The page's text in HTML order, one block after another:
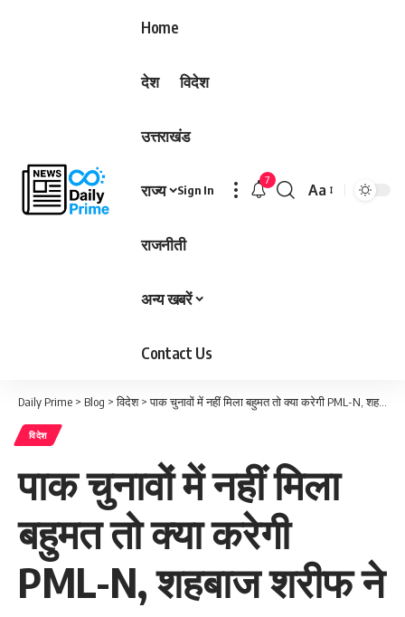
Home
देश विदेश
उत्तराखंड
राज्य
राजनीती
अन्य खबरें
Contact Us
Sign In
7
Font
Aa
Daily Prime > Blog >विदेश>पाक चुनावों में नहीं मिला बहुमत तो क्या करेगी PML-N, शहबाज शरीफ ने बताया प्लान-B…
विदेश
पाक चुनावों में नहीं मिला
बहुमत तो क्या करेगी
PML-N, शहबाज शरीफ ने